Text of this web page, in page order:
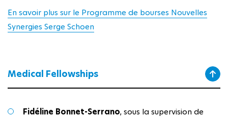
En savoir plus sur le Programme de bourses Nouvelles
Synergies Serge Schoen
Medical Fellowships
Fidéline Bonnet-Serrano, sous la supervision de